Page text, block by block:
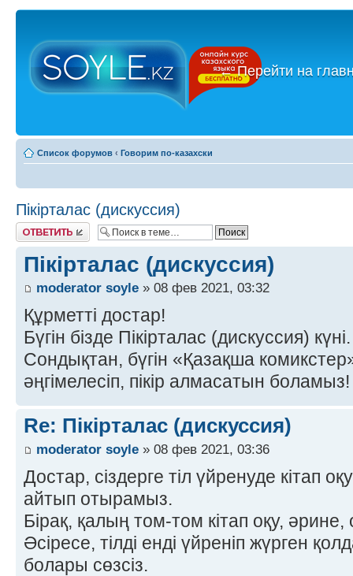
←Перейти на
Список форумов ‹ Говорим по-казахски
Пікірталас (дискуссия)
Ответить
Пікірталас (дискуссия)
moderator soyle » 08 фев 2021, 03:32
Құрметті достар!
Бүгін бізде Пікірталас (дискуссия) күні.
Сондықтан, бүгін «Қазақша
әңгімелесіп, пікір алмасатын боламыз!
Re: Пікірталас (дискуссия)
moderator soyle » 08 фев 2021, 03:36
Достар, сіздерге тіл үйренуде кітап
айтып отырамыз.
Бірақ, қалың том-том кітап оқу,
Әсіресе, тілді енді үйреніп жүрген
болары сөзсіз.